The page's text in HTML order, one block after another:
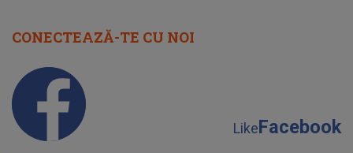
CONECTEAZĂ-TE CU NOI
LikeFacebook